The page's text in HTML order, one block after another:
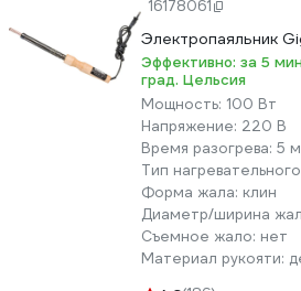
16178061
Электропаяльник
Эффективно: за 5
град. Цельсия
Мощность: 100 Вт
Напряжение: 220 В
Время разогрева: 5
Тип
Форма жала: клин
Диаметр/ширина
Съемное жало: нет
Материал рукояти: